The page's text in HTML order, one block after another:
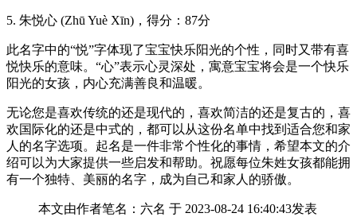
5. 朱悦心 (Zhū Yuè Xīn)，得分：87分
此名字中的“悦”字体现了宝宝快乐阳光的个性，同时又带有喜
悦快乐的意味。“心”表示心灵深处，寓意宝宝将会是一个快乐
阳光的女孩，内心充满善良和温暖。
无论您是喜欢传统的还是现代的，喜欢简洁的还是复古的，喜
欢国际化的还是中式的，都可以从这份名单中找到适合您和家
人的名字选项。起名是一件非常个性化的事情，希望本文的介
绍可以为大家提供一些启发和帮助。祝愿每位朱姓女孩都能拥
有一个独特、美丽的名字，成为自己和家人的骄傲。
本文由作者笔名：六名 于 2023-08-24 16:40:43发表